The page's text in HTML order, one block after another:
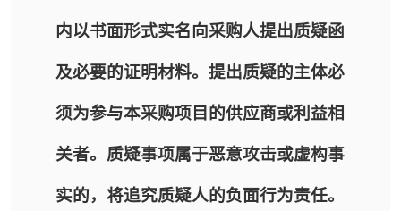
内以书面形式实名向采购人提出质疑函
及必要的证明材料。提出质疑的主体必
须为参与本采购项目的供应商或利益相
关者。质疑事项属于恶意攻击或虚构事
实的，将追究质疑人的负面行为责任。